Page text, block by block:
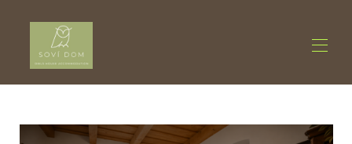
Accommodation ▾